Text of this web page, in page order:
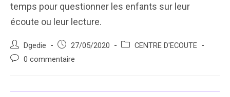
temps pour questionner les enfants sur leur
écoute ou leur lecture.
Auteur/autrice
de
Dgedie
Post
published:
27/05/2020
PostCENTRE D'ECOUTE
Post0 commentaire